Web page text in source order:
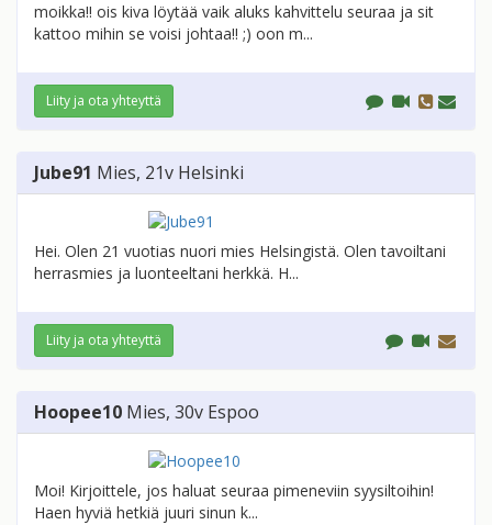
moikka!! ois kiva löytää vaik aluks kahvittelu seuraa ja sit
kattoo mihin se voisi johtaa!! ;) oon m...
Liity ja ota yhteyttä
Jube91 Mies, 21v Helsinki
Hei. Olen 21 vuotias nuori mies Helsingistä. Olen tavoiltani
herrasmies ja luonteeltani herkkä. H...
Liity ja ota yhteyttä
Hoopee10 Mies, 30v Espoo
Moi! Kirjoittele, jos haluat seuraa pimeneviin syysiltoihin!
Haen hyviä hetkiä juuri sinun k...